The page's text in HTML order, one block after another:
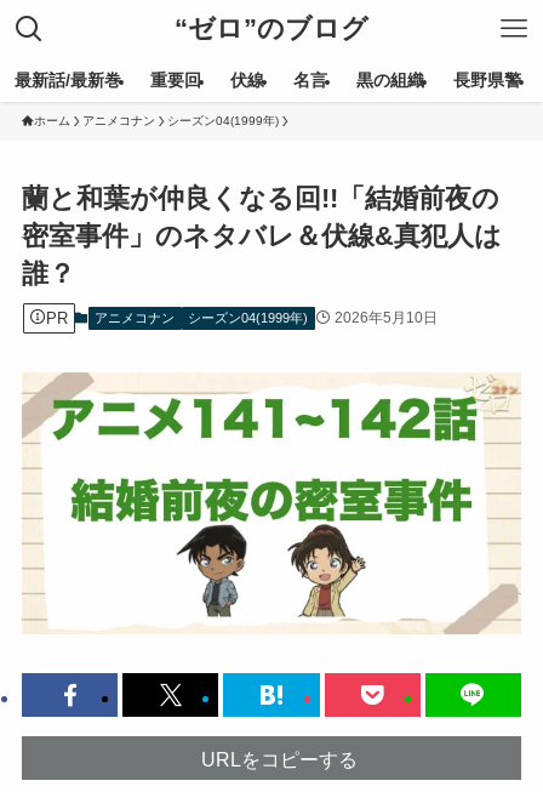
“ゼロ”のブログ
最新話/最新巻 重要回 伏線 名言 黒の組織 長野県警
ホーム アニメコナン シーズン04(1999年)
蘭と和葉が仲良くなる回!!「結婚前夜の
密室事件」のネタバレ＆伏線&真犯人は
誰？
PR アニメコナン シーズン04(1999年) 2026年5月10日
URLをコピーする